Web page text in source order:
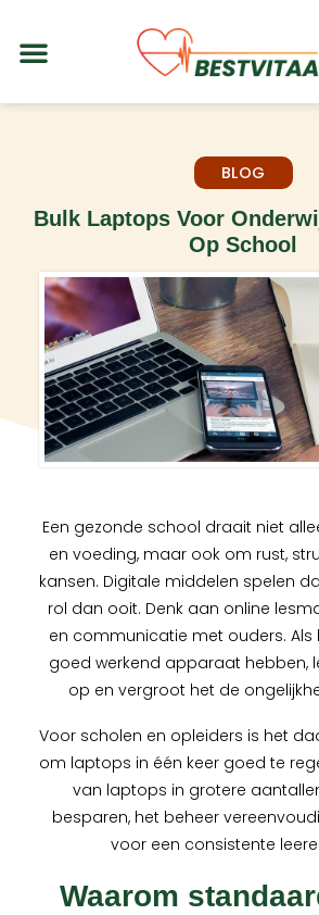
BLOG
Bulk Laptops Voor
Op School
Een gezonde school draait niet
en voeding, maar ook om rust,
kansen. Digitale middelen spelen
rol dan ooit. Denk aan online
en communicatie met ouders. Als
goed werkend apparaat hebben,
op en vergroot het de
Voor scholen en opleiders is het
om laptops in één keer goed te
van laptops in grotere
besparen, het beheer
voor een consistente
Waarom